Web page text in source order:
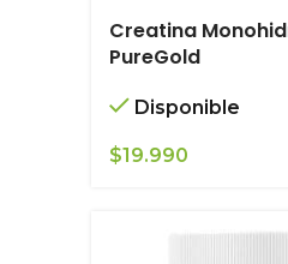
Creatina
PureGold
Disponible
$19.990